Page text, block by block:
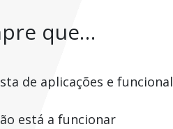
que…
de aplicações e
está a funcionar